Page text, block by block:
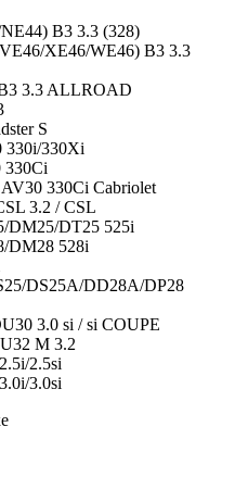
B3 3.3 (328)
XE46/WE46) B3 3.3
3.3 ALLROAD
S
330Xi
330Ci Cabriolet
3.2 / CSL
DT25 525i
DM28 528i
DS25A/DD28A/DP28
3.0 si / si COUPE
M 3.2
2.5si
3.0si